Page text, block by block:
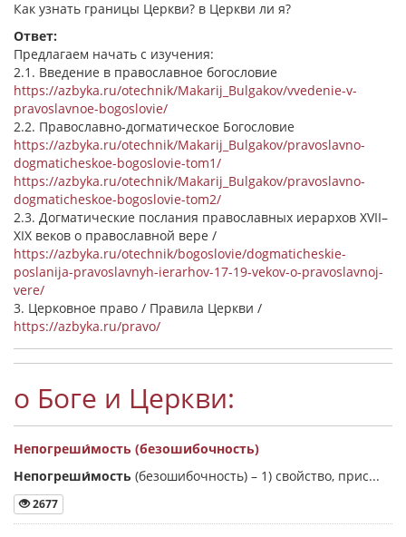
Как узнать границы Церкви? в Церкви ли я?
Ответ:
Предлагаем начать с изучения:
2.1. Введение в православное богословие
https://azbyka.ru/otechnik/Makarij_Bulgakov/vvedenie-v-
pravoslavnoe-bogoslovie/
2.2. Православно-догматическое Богословие
https://azbyka.ru/otechnik/Makarij_Bulgakov/pravoslavno-
dogmaticheskoe-bogoslovie-tom1/
https://azbyka.ru/otechnik/Makarij_Bulgakov/pravoslavno-
dogmaticheskoe-bogoslovie-tom2/
2.3. Догматические послания православных иерархов XVII–
XIX веков о православной вере /
https://azbyka.ru/otechnik/bogoslovie/dogmaticheskie-
poslanija-pravoslavnyh-ierarhov-17-19-vekov-o-pravoslavnoj-
vere/
3. Церковное право / Правила Церкви /
https://azbyka.ru/pravo/
о Боге и Церкви:
Непогреши́мость (безошибочность)
Непогреши́мость (безошибочность) – 1) свойство, прис...
2677